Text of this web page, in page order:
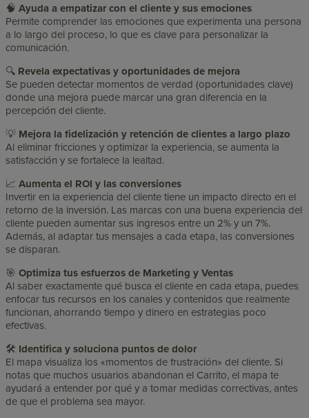
🧠Ayuda a empatizar con el cliente y sus emociones
Permite comprender las emociones que experimenta una persona
a lo largo del proceso, lo que es clave para personalizar la
comunicación.
🔍 Revela expectativas y oportunidades de mejora
Se pueden detectar momentos de verdad (oportunidades clave)
donde una mejora puede marcar una gran diferencia en la
percepción del cliente.
💡 Mejora la fidelización y retención de clientes a largo plazo
Al eliminar fricciones y optimizar la experiencia, se aumenta la
satisfacción y se fortalece la lealtad.
📈Aumenta el ROI y las conversiones
Invertir en la experiencia del cliente tiene un impacto directo en el
retorno de la inversión. Las marcas con una buena experiencia del
cliente pueden aumentar sus ingresos entre un 2% y un 7%.
Además, al adaptar tus mensajes a cada etapa, las conversiones
se disparan.
🎯Optimiza tus esfuerzos de Marketing y Ventas
Al saber exactamente qué busca el cliente en cada etapa, puedes
enfocar tus recursos en los canales y contenidos que realmente
funcionan, ahorrando tiempo y dinero en estrategias poco
efectivas.
🛠️ Identifica y soluciona puntos de dolor
El mapa visualiza los «momentos de frustración» del cliente. Si
notas que muchos usuarios abandonan el Carrito, el mapa te
ayudará a entender por qué y a tomar medidas correctivas, antes
de que el problema sea mayor.